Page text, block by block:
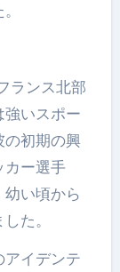
ランス北部
いスポー
の初期の興
カー選手
い頃から
た。
イデンテ